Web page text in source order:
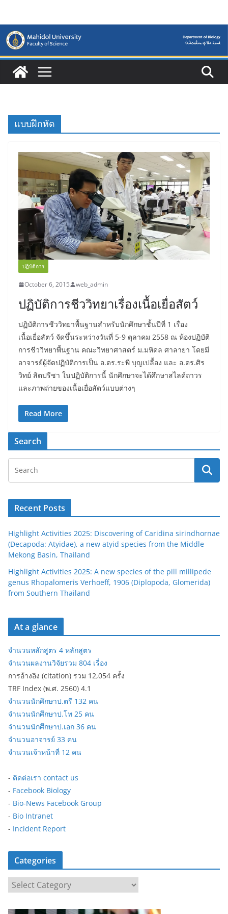
content
แบบฝึกหัด
ปฏิบัติการ
October 6, 2015 web_admin
ปฏิบัติการชีววิทยาเรื่องเนื้อเยื่อสัตว์
ปฏิบัติการชีววิทยาพื้นฐานสำหรับนักศึกษาชั้นปีที่ 1 เรื่อง
เนื้อเยื่อสัตว์ จัดขึ้นระหว่างวันที่ 5-9 ตุลาคม 2558 ณ ห้องปฏิบัติ
การชีววิทยาพื้นฐาน คณะวิทยาศาสตร์ ม.มหิดล ศาลายา โดยมี
อาจารย์ผู้จัดปฏิบัติการเป็น อ.ดร.ระพี บุญเปลื้อง และ อ.ดร.ศิร
วิทย์ สิตปรีชา ในปฏิบัติการนี้ นักศึกษาจะได้ศึกษาสไลด์ถาวร
และภาพถ่ายของเนื้อเยื่อสัตว์แบบต่างๆ
Read More
Search
Recent Posts
Highlight Activities 2025: Discovering of Caridina sirindhornae
(Decapoda: Atyidae), a new atyid species from the Middle
Mekong Basin, Thailand
Highlight Activities 2025: A new species of the pill millipede
genus Rhopalomeris Verhoeff, 1906 (Diplopoda, Glomerida)
from Southern Thailand
At a glance
จำนวนหลักสูตร 4 หลักสูตร
จำนวนผลงานวิจัยรวม 804 เรื่อง
การอ้างอิง (citation) รวม 12,054 ครั้ง
TRF Index (พ.ศ. 2560) 4.1
จำนวนนักศึกษาป.ตรี 132 คน
จำนวนนักศึกษาป.โท 25 คน
จำนวนนักศึกษาป.เอก 36 คน
จำนวนอาจารย์ 33 คน
จำนวนเจ้าหน้าที่ 12 คน
- ติดต่อเรา contact us
- Facebook Biology
- Bio-News Facebook Group
- Bio Intranet
- Incident Report
Categories
t